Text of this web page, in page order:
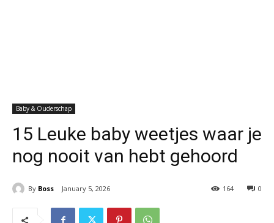
Baby & Ouderschap
15 Leuke baby weetjes waar je
nog nooit van hebt gehoord
By Boss January 5, 2026 0
164